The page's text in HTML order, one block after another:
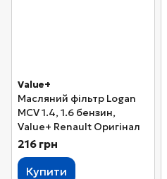
Value+
Масляний фільтр Logan
MCV 1.4, 1.6 бензин,
Value+ Renault Оригінал
216 грн
Купити